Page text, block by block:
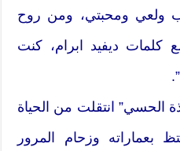
ولعي ومحبتي، ومن روح
كلمات ديفيد ابرام، كنت
الحسي” انتقلت من الحياة
بعماراته وزحام المرور